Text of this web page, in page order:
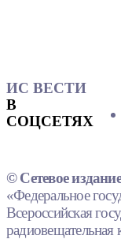
ИС ВЕСТИ
В
СОЦСЕТЯХ
© Сетевое
«Федеральное
Всероссийская